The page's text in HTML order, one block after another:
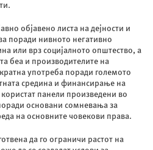
објавено листа на дејности и
поради нивното негативно
или врз социјалното општество, а
беа и производителите на
употреба поради големото
средина и финансирање на
панели произведени во
основани сомневања за
на основните човекови права.
да го ограничи растот на